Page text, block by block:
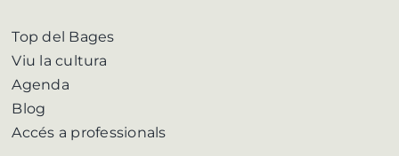
Top del Bages
Viu la cultura
Agenda
Blog
Accés a professionals